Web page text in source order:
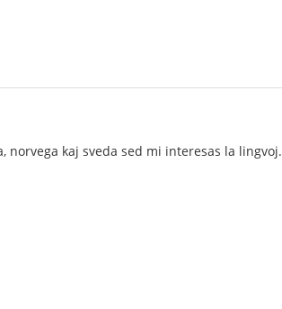
kaj sveda sed mi interesas la lingvoj.